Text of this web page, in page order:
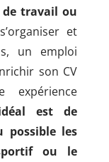
de travail ou
et
un emploi
son CV
est de
possible les
ou le